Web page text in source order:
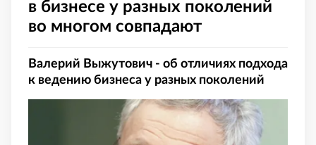
в бизнесе у разных поколений
во многом совпадают
Валерий Выжутович - об отличиях подхода
к ведению бизнеса у разных поколений